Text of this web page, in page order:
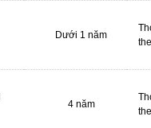
Dưới 1 năm
4 năm